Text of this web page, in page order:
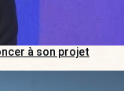
à son projet